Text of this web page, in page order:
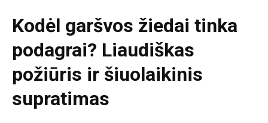
Kodėl garšvos žiedai tinka
podagrai? Liaudiškas
požiūris ir šiuolaikinis
supratimas